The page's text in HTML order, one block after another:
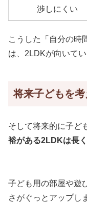
渉しにくい
こうした「自分の時
は、2LDKが向いてい
将来子どもを
そして将来的に子ど
裕がある2LDKは長
子ども用の部屋や遊
さがぐっとアップし